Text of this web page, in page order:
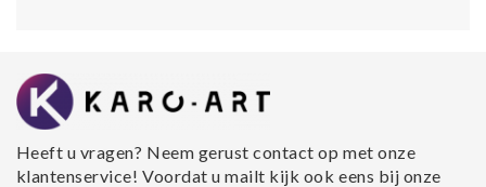
Heeft u vragen? Neem gerust contact op met onze
klantenservice! Voordat u mailt kijk ook eens bij onze